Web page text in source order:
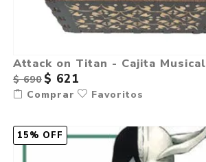
Attack on Titan - Cajita Musical
$ 690 $ 621
Comprar Favoritos
15% OFF